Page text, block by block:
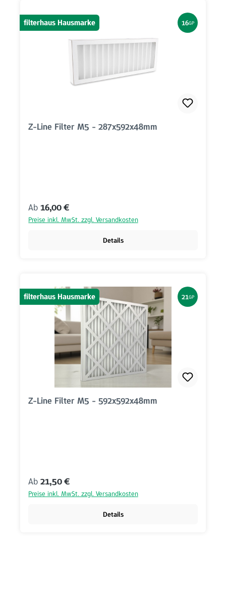
filterhaus Hausmarke 16GP
Z-Line Filter M5 - 287x592x48mm
Regulärer Preis:
Ab 16,00 €
Preise inkl. MwSt. zzgl. Versandkosten
Details
filterhaus Hausmarke 21GP
Z-Line Filter M5 - 592x592x48mm
Regulärer Preis:
Ab 21,50 €
Preise inkl. MwSt. zzgl. Versandkosten
Details